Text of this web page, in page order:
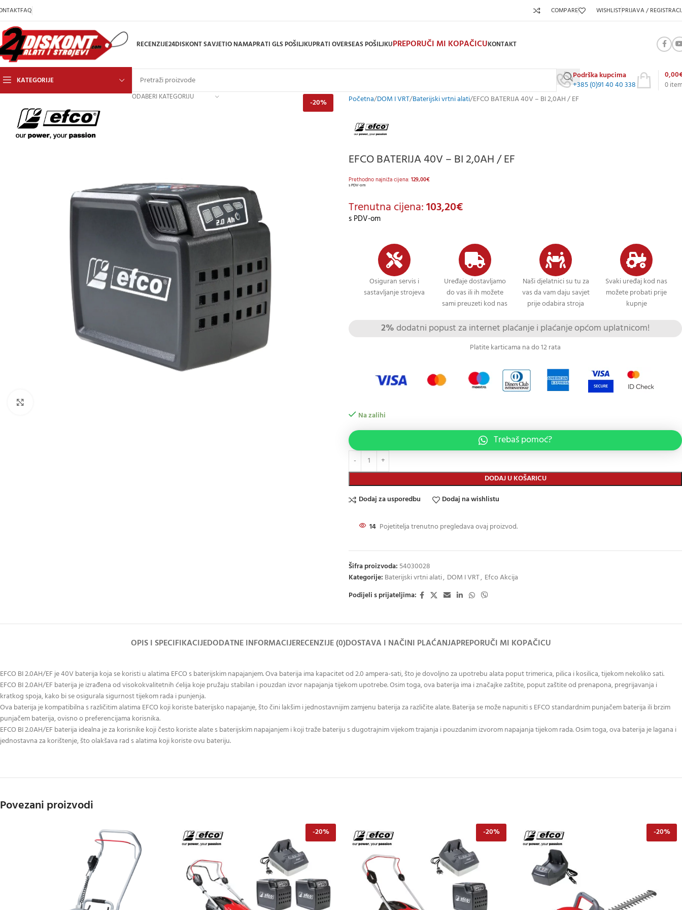
FAQ COMPARE WISHLISTPRIJAVA /
RECENZIJE24DISKONT SAVJETIO NAMAPRATI GLS POŠILJKUPRATI OVERSEAS POŠILJKUPREPORUČI MI KOPAČICUKONTAKT
KATEGORIJE
ODABERI KATEGORIJU
Podrška kupcima
+385 (0)91 40 40 338
0
0,00
-20% Početna DOM I VRT Baterijski vrtni alati EFCO BATERIJA 40V – BI 2,0AH / EF
EFCO BATERIJA 40V – BI 2,0AH / EF
Prethodno najniža cijena: 129,00€
s PDV-om
Trenutna cijena:103,20€
s PDV-om
Osiguran servis i
sastavljanje strojeva
Uređaje dostavljamo
do vas ili ih možete
sami preuzeti kod nas
Naši djelatnici su tu za
vas da vam daju savjet
prije odabira stroja
Svaki uređaj kod nas
možete probati prije
kupnje
2% dodatni popust za internet plaćanje i plaćanje općom uplatnicom!
Platite karticama na do 12 rata
Na zalihi
DODAJ U KOŠARICU
Trebaš pomoć?
Dodaj za usporedbu Dodaj na wishlistu
14 Pojetitelja trenutno pregledava ovaj proizvod.
Šifra proizvoda: 54030028
Kategorije: Baterijski vrtni alati, DOM I VRT, Efco Akcija
Podijeli s prijateljima:
OPIS I SPECIFIKACIJEDODATNE INFORMACIJERECENZIJE (0)DOSTAVA I NAČINI PLAĆANJAPREPORUČI MI KOPAČICU
EFCO BI 2.0AH/EF je 40V baterija koja se koristi u alatima EFCO s baterijskim napajanjem. Ova baterija ima kapacitet od 2.0 ampera-sati, što je dovoljno za upotrebu alata poput trimerica, pilica i kosilica, tijekom nekoliko sati.
EFCO BI 2.0AH/EF baterija je izrađena od visokokvalitetnih ćelija koje pružaju stabilan i pouzdan izvor napajanja tijekom upotrebe. Osim toga, ova baterija ima i značajke zaštite, poput zaštite od prenapona, pregrijavanja i
kratkog spoja, kako bi se osigurala sigurnost tijekom rada i punjenja.
Ova baterija je kompatibilna s različitim alatima EFCO koji koriste baterijsko napajanje, što čini lakšim i jednostavnijim zamjenu baterija za različite alate. Baterija se može napuniti s EFCO standardnim punjačem baterija ili brzim
punjačem baterija, ovisno o preferencijama korisnika.
EFCO BI 2.0AH/EF baterija idealna je za korisnike koji često koriste alate s baterijskim napajanjem i koji traže bateriju s dugotrajnim vijekom trajanja i pouzdanim izvorom napajanja tijekom rada. Osim toga, ova baterija je lagana i
jednostavna za korištenje, što olakšava rad s alatima koji koriste ovu bateriju.
Povezani proizvodi
-20% -20% -20%